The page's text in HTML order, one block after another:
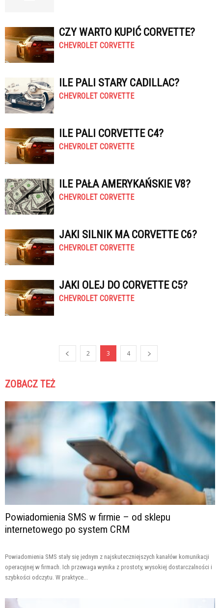
CZY WARTO KUPIĆ CORVETTE?
CHEVROLET CORVETTE
ILE PALI STARY CADILLAC?
CHEVROLET CORVETTE
ILE PALI CORVETTE C4?
CHEVROLET CORVETTE
ILE PAŁA AMERYKAŃSKIE V8?
CHEVROLET CORVETTE
JAKI SILNIK MA CORVETTE C6?
CHEVROLET CORVETTE
JAKI OLEJ DO CORVETTE C5?
CHEVROLET CORVETTE
2 3 4
ZOBACZ TEŻ
Powiadomienia SMS w firmie – od sklepu
internetowego po system CRM
Powiadomienia SMS stały się jednym z najskuteczniejszych kanałów komunikacji
operacyjnej w firmach. Ich przewaga wynika z prostoty, wysokiej dostarczalności i
szybkości odczytu. W praktyce...